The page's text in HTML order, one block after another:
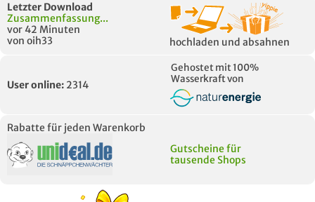
Letzter Download
Zusammenfassung...
vor 42 Minuten
von oih33
hochladen und absahnen
User online: 2314
Gehostet mit 100%
Wasserkraft von
Rabatte für jeden Warenkorb
Gutscheine für
tausende Shops